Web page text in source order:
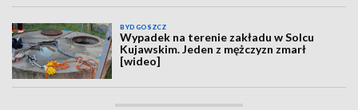
BYDGOSZCZ
Wypadek na terenie zakładu w Solcu
Kujawskim. Jeden z mężczyzn zmarł
[wideo]